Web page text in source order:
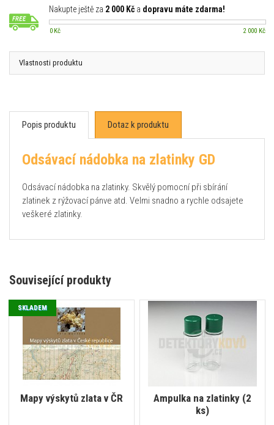
Nakupte ještě za 2 000 Kč a dopravu máte zdarma!
0 Kč 2 000 Kč
Vlastnosti produktu
Popis produktu Dotaz k produktu
Odsávací nádobka na zlatinky GD
Odsávací nádobka na zlatinky. Skvělý pomocní při sbírání
zlatinek z rýžovací pánve atd. Velmi snadno a rychle odsajete
veškeré zlatinky.
Související produkty
Mapy výskytů zlata v ČR
SKLADEM
Ampulka na zlatinky (2
ks)